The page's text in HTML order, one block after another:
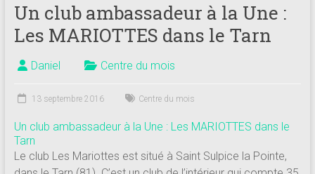
centres
de
plongée
adhérents
Longitude
181
Un club ambassadeur à la Une :
Les MARIOTTES dans le Tarn
Daniel Centre du mois
13 septembre 2016 Centre du mois
Un club ambassadeur à la Une : Les MARIOTTES dans le
Tarn
Le club Les Mariottes est situé à Saint Sulpice la Pointe,